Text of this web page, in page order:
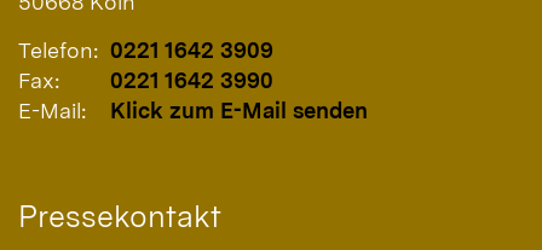
Telefon: 0221 1642 3909
Fax:
0221 1642 3990
E-Mail:
Klick zum E-Mail senden
Pressekontakt